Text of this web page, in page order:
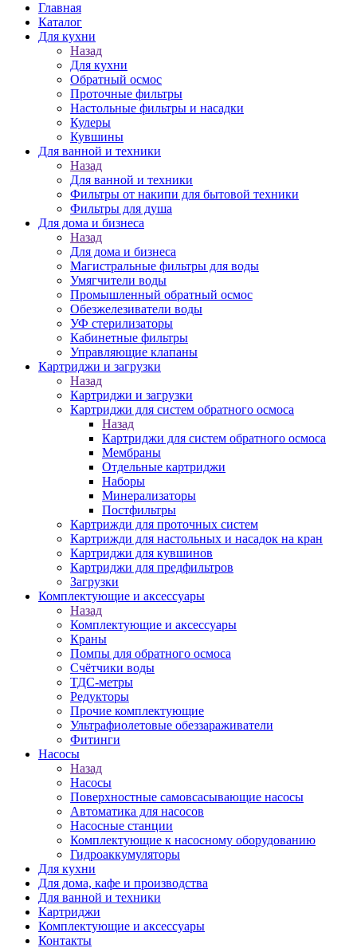
Главная
Каталог
Для кухни
Назад
Для кухни
Обратный осмос
Проточные фильтры
Настольные фильтры и насадки
Кулеры
Кувшины
Для ванной и техники
Назад
Для ванной и техники
Фильтры от накипи для бытовой техники
Фильтры для душа
Для дома и бизнеса
Назад
Для дома и бизнеса
Магистральные фильтры для воды
Умягчители воды
Промышленный обратный осмос
Обезжелезиватели воды
УФ стерилизаторы
Кабинетные фильтры
Управляющие клапаны
Картриджи и загрузки
Назад
Картриджи и загрузки
Картриджи для систем обратного осмоса
Назад
Картриджи для систем обратного осмоса
Мембраны
Отдельные картриджи
Наборы
Минерализаторы
Постфильтры
Картрижди для проточных систем
Картрижди для настольных и насадок на кран
Картриджи для кувшинов
Картриджи для предфильтров
Загрузки
Комплектующие и аксессуары
Назад
Комплектующие и аксессуары
Краны
Помпы для обратного осмоса
Счётчики воды
ТДС-метры
Редукторы
Прочие комплектующие
Ультрафиолетовые обеззараживатели
Фитинги
Насосы
Назад
Насосы
Поверхностные самовсасывающие насосы
Автоматика для насосов
Насосные станции
Комплектующие к насосному оборудованию
Гидроаккумуляторы
Для кухни
Для дома, кафе и производства
Для ванной и техники
Картриджи
Комплектующие и аксессуары
Контакты